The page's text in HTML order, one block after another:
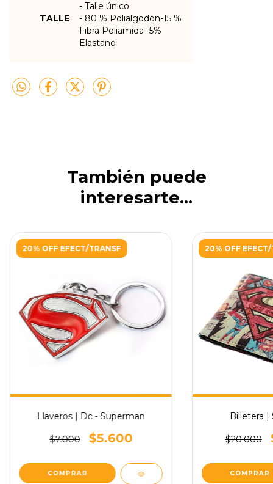
TALLE
- Talle único
- 80 % Polialgodón-15 %
Fibra Poliamida- 5%
Elastano
También puede
interesarte...
20% OFF EFECT/TRANSF
Llaveros | Dc - Superman
$7.000 $5.600
20% OFF EFECT/
Billetera |
$20.000